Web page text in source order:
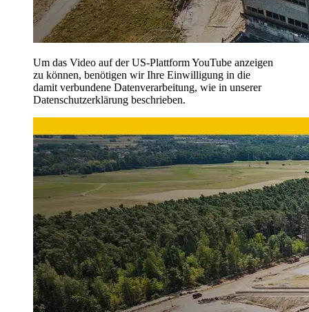
Um das Video auf der US-Plattform YouTube anzeigen
zu können, benötigen wir Ihre Einwilligung in die
damit verbundene Datenverarbeitung, wie in unserer
Datenschutzerklärung beschrieben.